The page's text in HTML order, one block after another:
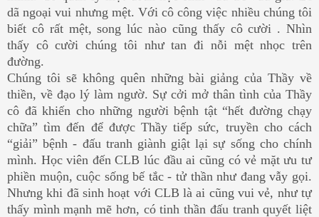
dã ngoại vui nhưng mệt. Với cô công việc nhiều chúng tôi
biết cô rất mệt, song lúc nào cũng thấy cô cười . Nhìn
thấy cô cười chúng tôi như tan đi nỗi mệt nhọc trên
đường.
Chúng tôi sẽ không quên những bài giảng của Thầy về
thiền, về đạo lý làm ngườ. Sự cởi mở thân tình của Thầy
cô đã khiến cho những người bệnh tật “hết đường chạy
chữa” tìm đến để được Thầy tiếp sức, truyền cho cách
“giải” bệnh - đấu tranh giành giật lại sự sống cho chính
mình. Học viên đến CLB lúc đầu ai cũng có vẻ mặt ưu tư
phiền muộn, cuộc sống bế tắc - tử thần như đang vẫy gọi.
Nhưng khi đã sinh hoạt với CLB là ai cũng vui vẻ, như tự
thấy mình mạnh mẽ hơn, có tinh thần đấu tranh quyết liệt